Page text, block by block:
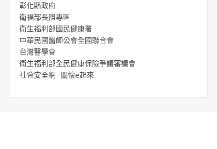
彰化縣政府
衛福部長照專區
衛生福利部國民健康署
中華民國醫師公會全國聯合會
台灣醫學會
衛生福利部全民健康保險爭議審議會
社會安全網 -關懷e起來